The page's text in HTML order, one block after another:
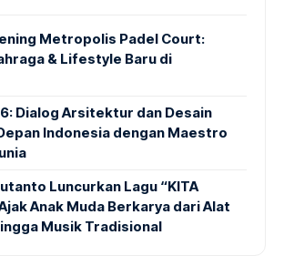
Metropolis Padel Court:
& Lifestyle Baru di
Dialog Arsitektur dan Desain
Indonesia dengan Maestro
Luncurkan Lagu “KITA
Ajak Anak Muda Berkarya dari Alat
Musik Tradisional